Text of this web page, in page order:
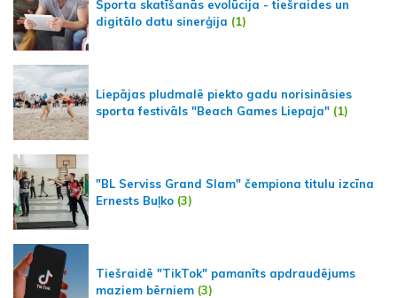
Sporta skatīšanās evolūcija - tiešraides un
digitālo datu sinerģija (1)
Liepājas pludmalē piekto gadu norisināsies
sporta festivāls "Beach Games Liepaja" (1)
"BL Serviss Grand Slam" čempiona titulu izcīna
Ernests Buļko (3)
Tiešraidē "TikTok" pamanīts apdraudējums
maziem bērniem (3)